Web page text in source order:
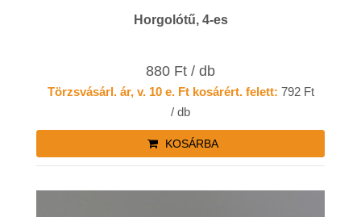
Horgolótű, 4-es
880 Ft / db
Törzsvásárl. ár, v. 10 e. Ft kosárért. felett: 792 Ft
/ db
KOSÁRBA